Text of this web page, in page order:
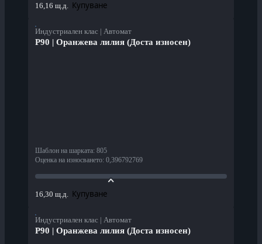
16,16 щ.д. Купуване
Индустриален клас | Автомат
P90 | Оранжева лилия (Доста износен)
Шаблон на шарката: 805
Оценка на износването: 0,396792769
16,30 щ.д. Купуване
Индустриален клас | Автомат
P90 | Оранжева лилия (Доста износен)